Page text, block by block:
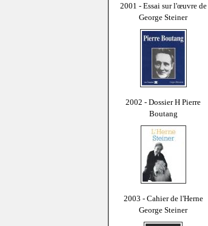
2001 - Essai sur l'œuvre de
George Steiner
2002 - Dossier H Pierre
Boutang
2003 - Cahier de l'Herne
George Steiner